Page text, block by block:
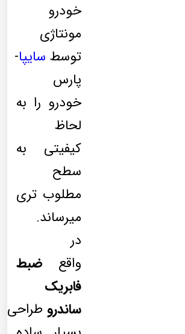
خودرو
مونتاژی
توسط سایپا-
پارس
خودرو را به
لحاظ
کیفیتی به
سطح
مطلوب تری
میرساند.
در
واقع ضبط
فابریک
ساندرو طراحی